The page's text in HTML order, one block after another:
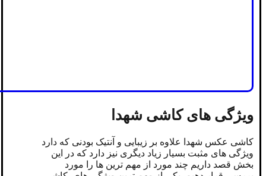
ویژگی های کاشی شهدا
کاشی عکس شهدا علاوه بر زیبایی و آنتیک بودنی که دارد
ویژگی های مثبت بسیار زیاد دیگری نیز دارد که در این
بخش قصد داریم چند مورد از مهم ترین ها را مورد